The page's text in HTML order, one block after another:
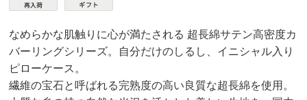
なめらかな肌触りに心が満たされる 超長綿サテン高密度カ
バーリングシリーズ。自分だけのしるし、イニシャル入り
ピローケース。
繊維の宝石と呼ばれる完熟度の高い良質な超長綿を使用。